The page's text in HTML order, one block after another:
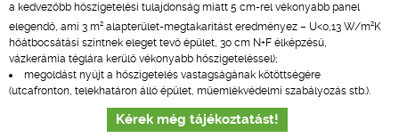
a kedvezőbb hőszigetelési tulajdonság miatt 5 cm-rel vékonyabb panel
elegendő, ami 3 m2 alapterület-megtakarítást eredményez – U<0,13 W/m2 K
hőátbocsátási szintnek eleget tevő épület, 30 cm N+F élképzésű,
vázkerámia téglára kerülő vékonyabb hőszigeteléssel);
megoldást nyújt a hőszigetelés vastagságának kötöttségére
(utcafronton, telekhatáron álló épület, műemlékvédelmi szabályozás stb.).
Kérek még tájékoztatást!